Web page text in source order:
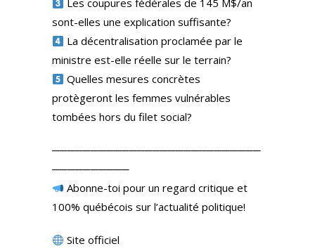
Les coupures fédérales de 145 M$/an
sont-elles une explication suffisante?
La décentralisation proclamée par le
ministre est-elle réelle sur le terrain?
Quelles mesures concrètes
protègeront les femmes vulnérables
tombées hors du filet social?
───────────────────────────
──────────
Abonne-toi pour un regard critique et
100% québécois sur l’actualité politique!
Site officiel